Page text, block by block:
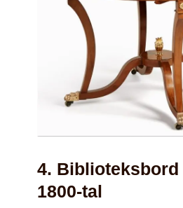
4. Biblioteksbord
1800-tal